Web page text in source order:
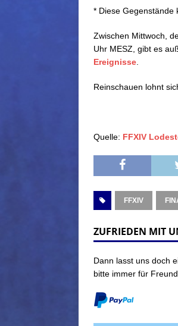
* Diese Gegenstände
Zwischen Mittwoch,
Uhr MESZ, gibt es
Ereignisse.
Reinschauen lohnt
Quelle: FFXIV
FFXIV
ZUFRIEDEN MIT
Dann lasst uns doch
bitte immer für